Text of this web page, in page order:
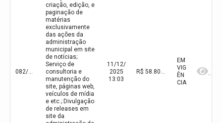
082/2025
criação, edição, e
paginação de
matérias
exclusivamente
das ações da
administração
municipal em site
de notícias;
Serviço de
consultoria e
manutenção do
site, páginas web,
veículos de mídia
e etc.; Divulgação
de releases em
site da
11/12/
2025
13:03
R$ 58.802,40(valor inicial)
EM
VIG
ÊN
CIA